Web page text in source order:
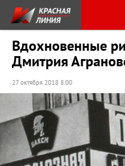
Вдохновенные
Дмитрия
27 октября 2018 8:00